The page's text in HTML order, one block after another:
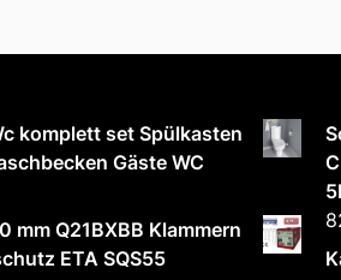
komplett set Spülkasten
Gäste WC
mm Q21BXBB Klammern
ETA SQS55